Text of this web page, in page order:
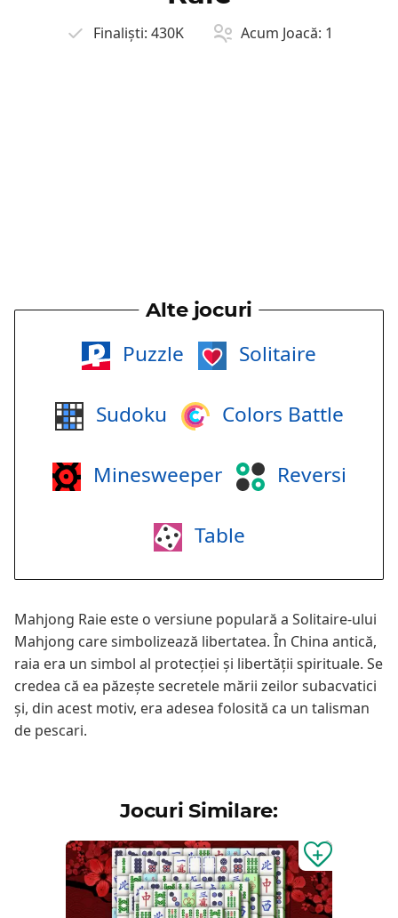
Finaliști: 430K Acum Joacă: 1
Alte jocuri
Puzzle Solitaire
Sudoku Colors Battle
Minesweeper Reversi
Table
Mahjong Raie este o versiune populară a Solitaire-ului
Mahjong care simbolizează libertatea. În China antică,
raia era un simbol al protecției și libertății spirituale. Se
credea că ea păzește secretele mării zeilor subacvatici
și, din acest motiv, era adesea folosită ca un talisman
de pescari.
Jocuri Similare: